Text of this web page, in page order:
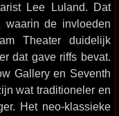
Lee Luland. Dat
waarin de invloeden
Theater duidelijk
dat gave riffs bevat.
Gallery en Seventh
wat traditioneler en
Het neo-klassieke